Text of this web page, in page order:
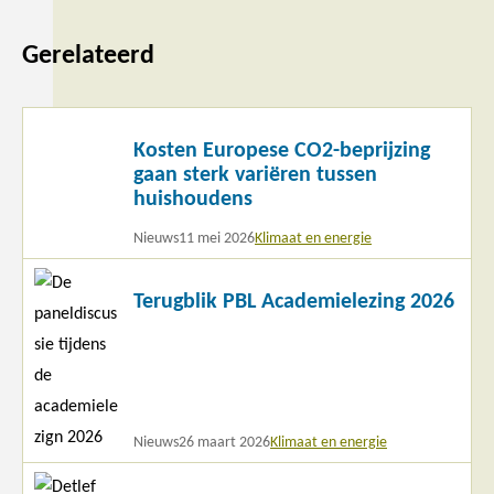
Gerelateerd
Kosten Europese CO2-beprijzing
gaan sterk variëren tussen
huishoudens
Nieuws11 mei 2026Klimaat en energie
Terugblik PBL Academielezing 2026
Nieuws26 maart 2026Klimaat en energie
Lees
meer
Lees